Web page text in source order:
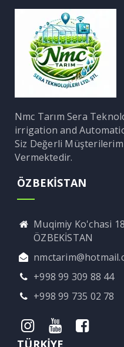
Nmc Tarım Sera
irrigation and
Siz Değerli
Vermektedir.
ÖZBEKİSTAN
Muqimiy Ko'chasi
ÖZBEKİSTAN
+998 99 309 88 44
+998 99 735 02 78
TÜRKİYE